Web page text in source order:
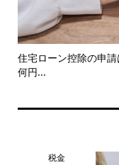
住宅ローン控除の申
何円...
税金